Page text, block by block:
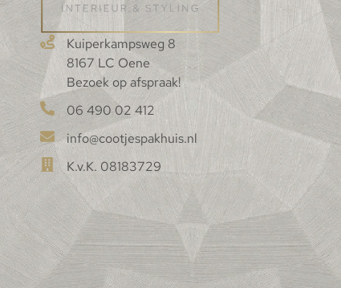
Kuiperkampsweg 8
8167 LC Oene
Bezoek op afspraak!
06 490 02 412
info@cootjespakhuis.nl
K.v.K. 08183729